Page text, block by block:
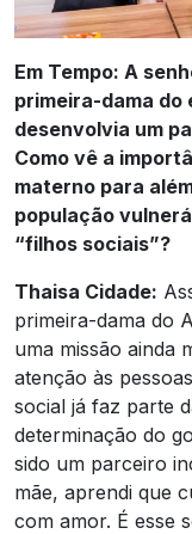
Em Tempo: A
primeira-dama do
desenvolvia um
Como vê a
materno para
população
“filhos sociais”?
Thaisa Cidade:
primeira-dama do
uma missão ainda
atenção às
social já faz parte
determinação do
sido um parceiro
mãe, aprendi que
com amor. É esse